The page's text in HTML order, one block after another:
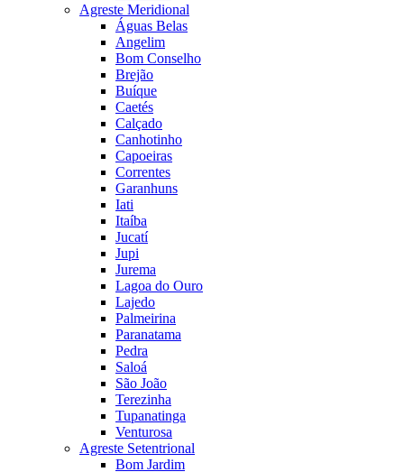
Agreste Meridional
Águas Belas
Angelim
Bom Conselho
Brejão
Buíque
Caetés
Calçado
Canhotinho
Capoeiras
Correntes
Garanhuns
Iati
Itaíba
Jucatí
Jupi
Jurema
Lagoa do Ouro
Lajedo
Palmeirina
Paranatama
Pedra
Saloá
São João
Terezinha
Tupanatinga
Venturosa
Agreste Setentrional
Bom Jardim